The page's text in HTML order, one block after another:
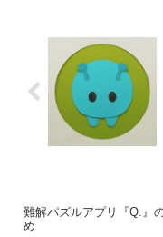
難解パズルアプリ『Q.』
め